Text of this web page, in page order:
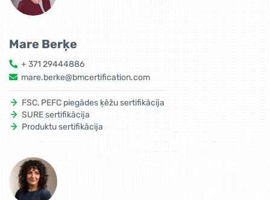
Mare Berķe
+ 371 29444886
mare.berke@bmcertification.com
FSC, PEFC piegādes ķēžu sertifikācija
SURE sertifikācija
Produktu sertifikācija